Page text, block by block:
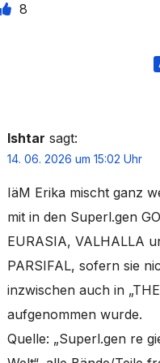
8
Ishtar sagt:
14. 06. 2026 um 15:02 Uhr
IäM Erika mischt ganz
mit in den Superl.gen
EURASIA, VALHALLA
PARSIFAL, sofern sie
inzwischen auch in
aufgenommen wurde.
Quelle: „Superl.gen re